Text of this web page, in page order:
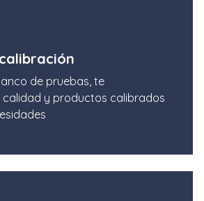
de pruebas, te
y productos calibrados